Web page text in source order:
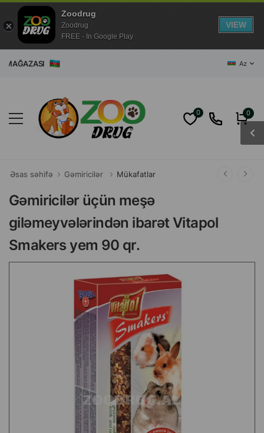
Az
0 0
Əsas səhifə Gəmiricilər Mükafatlar
Gəmiricilər üçün meşə
giləmeyvələrindən ibarət Vitapol
Smakers yem 90 qr.
Zoodrug
Zoodrug
FREE - In Google Play
VIEW